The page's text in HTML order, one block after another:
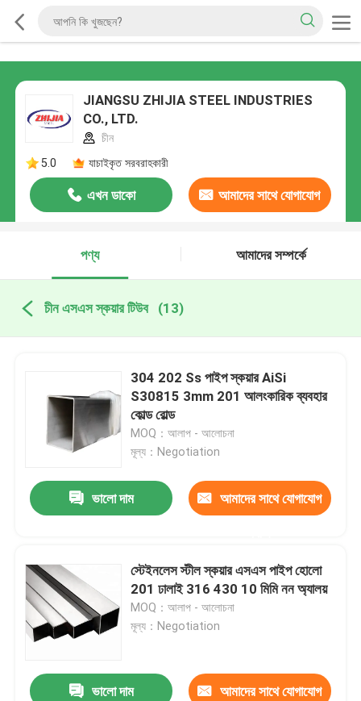
JIANGSU ZHIJIA STEEL INDUSTRIES
CO., LTD.
চীন
5.0
যাচাইকৃত সরবরাহকারী
এখন ডাকো আমাদের সাথে যোগাযোগ
পণ্য
আমাদের সম্পর্কে
চীন এসএস স্কয়ার টিউব (13)
304 202 Ss পাইপ স্কয়ার AiSi
S30815 3mm 201 আলংকারিক ব্যবহার
কোল্ড রোল্ড
MOQ：আলাপ - আলোচনা
মূল্য：Negotiation
ভালো দাম আমাদের সাথে যোগাযোগ
স্টেইনলেস স্টীল স্কয়ার এসএস পাইপ হোলো
201 ঢালাই 316 430 10 মিমি নন অ্যালয়
MOQ：আলাপ - আলোচনা
মূল্য：Negotiation
ভালো দাম আমাদের সাথে যোগাযোগ